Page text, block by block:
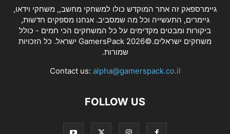
גיימרספאק זה אתר המוקדש כולו למשחקי מחשב,, משחקי וידאו,
גיימרים, התעשייה וכל מה שמסביב. אנחנו מספקים חדשות,
ביקורות ומבטים מקדימים על כל המשחקים הכי חמים - כולל
משחקים ישראלים.©2026 GamersPack ישראל. כל הזכויות
שמורות.
Contact us: alpha@gamerspack.co.il
FOLLOW US